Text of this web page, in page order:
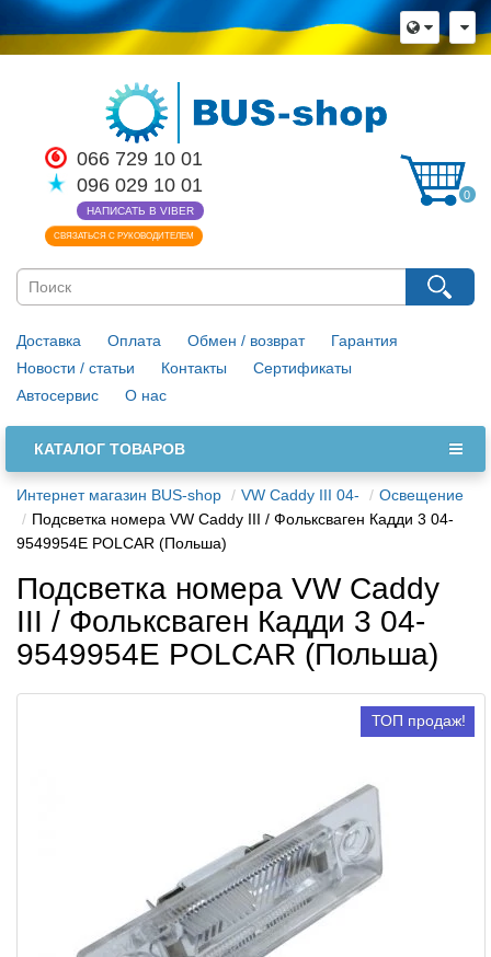
066 729 10 01
096 029 10 01
НАПИСАТЬ В VIBER
СВЯЗАТЬСЯ С РУКОВОДИТЕЛЕМ
0
Доставка Оплата Обмен / возврат
Гарантия
Новости / статьи
Контакты
Сертификаты
Автосервис
О нас
КАТАЛОГ ТОВАРОВ
Интернет магазин BUS-shop VW Caddy III 04-
Освещение
Подсветка номера VW Caddy III / Фольксваген Кадди 3 04-
9549954E POLCAR (Польша)
Подсветка номера VW Caddy
III / Фольксваген Кадди 3 04-
9549954E POLCAR (Польша)
ТОП продаж!